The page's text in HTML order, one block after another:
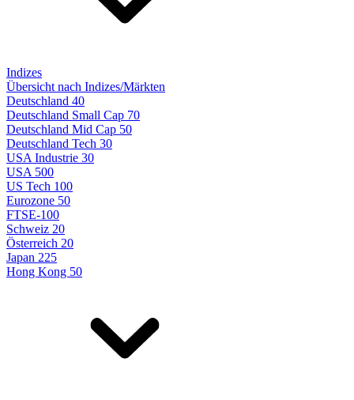
Indizes
Übersicht nach Indizes/Märkten
Deutschland 40
Deutschland Small Cap 70
Deutschland Mid Cap 50
Deutschland Tech 30
USA Industrie 30
USA 500
US Tech 100
Eurozone 50
FTSE-100
Schweiz 20
Österreich 20
Japan 225
Hong Kong 50